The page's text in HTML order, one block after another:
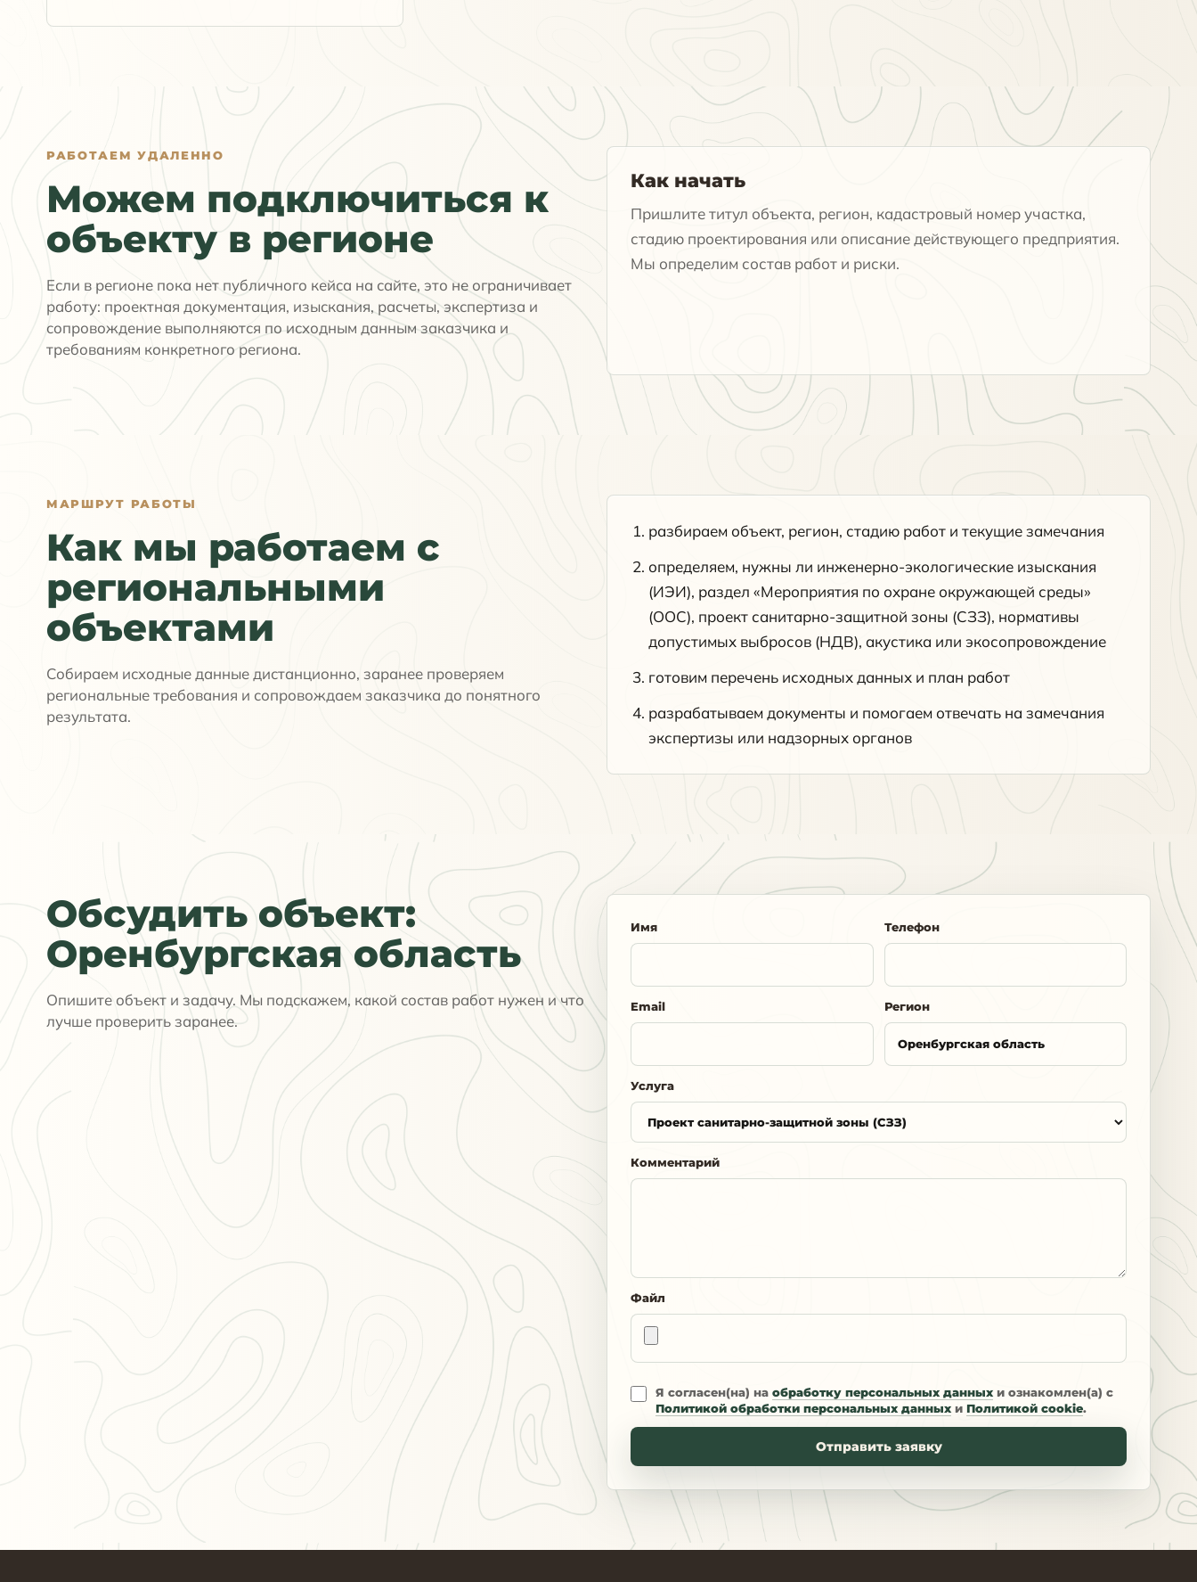
РАБОТАЕМ УДАЛЕННО
Можем подключиться к
объекту в регионе
Если в регионе пока нет публичного кейса на сайте, это не ограничивает
работу: проектная документация, изыскания, расчеты, экспертиза и
сопровождение выполняются по исходным данным заказчика и
требованиям конкретного региона.
Как начать
Пришлите титул объекта, регион, кадастровый номер участка,
стадию проектирования или описание действующего предприятия.
Мы определим состав работ и риски.
МАРШРУТ РАБОТЫ
Как мы работаем с
региональными
объектами
Собираем исходные данные дистанционно, заранее проверяем
региональные требования и сопровождаем заказчика до понятного
результата.
разбираем объект, регион, стадию работ и текущие замечания
определяем, нужны ли инженерно-экологические изыскания
(ИЭИ), раздел «Мероприятия по охране окружающей среды»
(ООС), проект санитарно-защитной зоны (СЗЗ), нормативы
допустимых выбросов (НДВ), акустика или экосопровождение
готовим перечень исходных данных и план работ
разрабатываем документы и помогаем отвечать на замечания
экспертизы или надзорных органов
Обсудить объект:
Оренбургская область
Опишите объект и задачу. Мы подскажем, какой состав работ нужен и что
лучше проверить заранее.
Имя Телефон
Email Регион
Услуга
Комментарий
Файл
Я согласен(на) на обработку персональных данных и ознакомлен(а) с
Политикой обработки персональных данных и Политикой cookie.
Отправить заявку